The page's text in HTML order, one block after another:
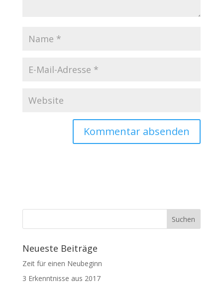
Neueste Beiträge
Zeit für einen Neubeginn
3 Erkenntnisse aus 2017